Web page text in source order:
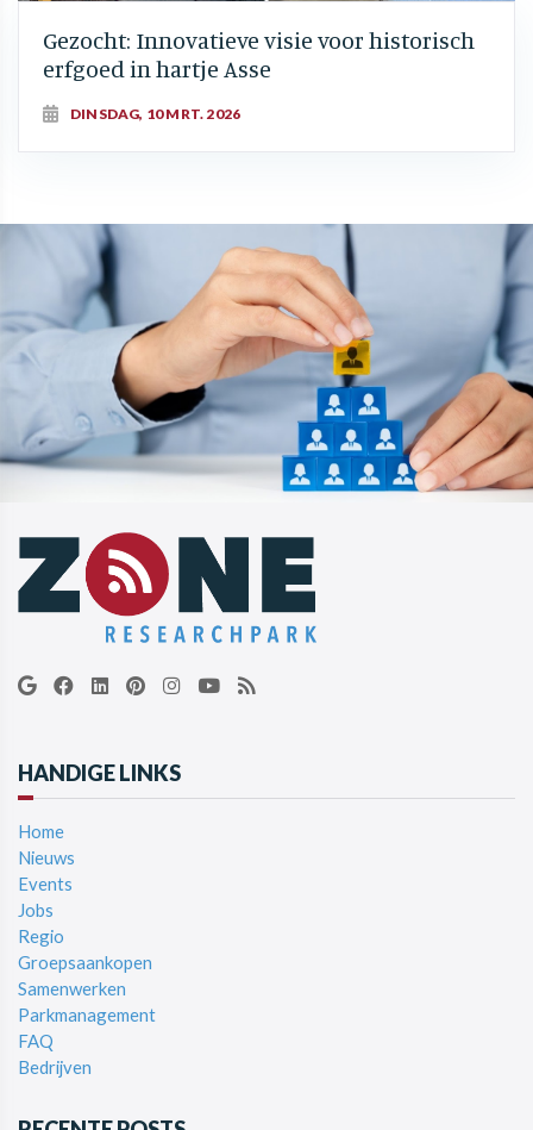
Gezocht: Innovatieve visie voor historisch
erfgoed in hartje Asse
DINSDAG, 10 MRT. 2026
HANDIGE LINKS
Home
Nieuws
Events
Jobs
Regio
Groepsaankopen
Samenwerken
Parkmanagement
FAQ
Bedrijven